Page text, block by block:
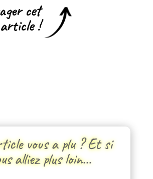
cet
article !
vous a plu ? Et si
alliez plus loin…